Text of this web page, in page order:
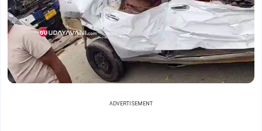
ADVERTISEMENT